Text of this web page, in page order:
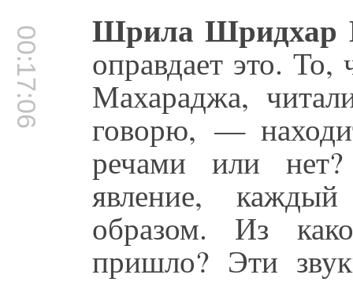
00:17:06 Шрила Шридхар
оправдает это.
Махараджа,
говорю, —
речами или
явление,
образом. Из
пришло? Эти